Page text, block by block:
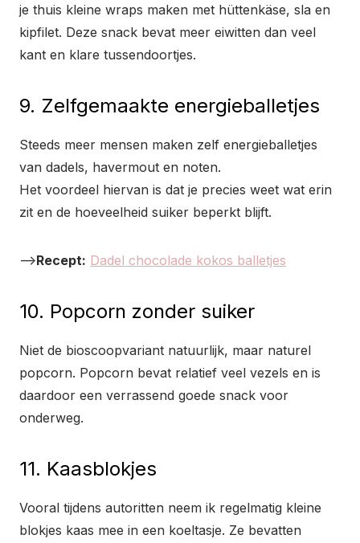
je thuis kleine wraps maken met hüttenkäse, sla en
kipfilet. Deze snack bevat meer eiwitten dan veel
kant en klare tussendoortjes.
9. Zelfgemaakte energieballetjes
Steeds meer mensen maken zelf energieballetjes
van dadels, havermout en noten.
Het voordeel hiervan is dat je precies weet wat erin
zit en de hoeveelheid suiker beperkt blijft.
–>Recept: Dadel chocolade kokos balletjes
10. Popcorn zonder suiker
Niet de bioscoopvariant natuurlijk, maar naturel
popcorn. Popcorn bevat relatief veel vezels en is
daardoor een verrassend goede snack voor
onderweg.
11. Kaasblokjes
Vooral tijdens autoritten neem ik regelmatig kleine
blokjes kaas mee in een koeltasje. Ze bevatten